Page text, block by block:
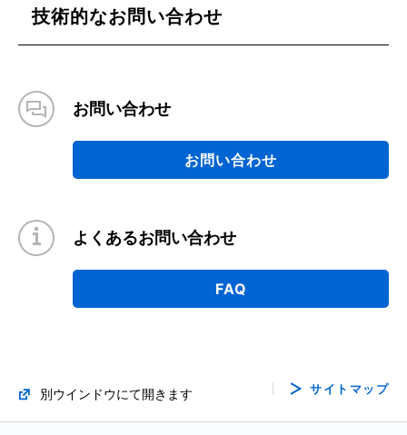
技術的なお問い合わせ
お問い合わせ
お問い合わせ
よくあるお問い合わせ
FAQ
別ウインドウにて開きます サイトマップ